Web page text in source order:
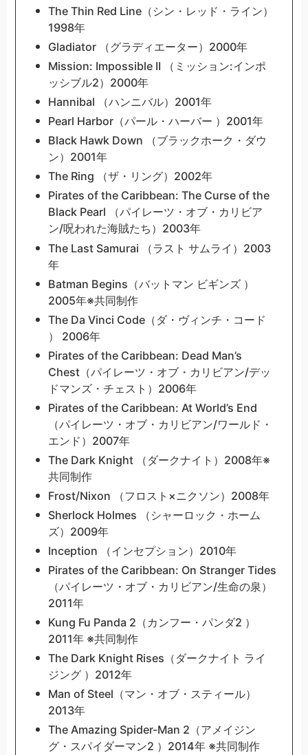
The Thin Red Line（シン・レッド・ライン）
1998年
Gladiator （グラディエーター）2000年
Mission: Impossible II （ミッション:インポ
ッシブル2）2000年
Hannibal （ハンニバル）2001年
Pearl Harbor（パール・ハーバー ）2001年
Black Hawk Down （ブラックホーク・ダウ
ン）2001年
The Ring （ザ・リング）2002年
Pirates of the Caribbean: The Curse of the
Black Pearl （パイレーツ・オブ・カリビア
ン/呪われた海賊たち）2003年
The Last Samurai （ラスト サムライ）2003
年
Batman Begins（バットマン ビギンズ ）
2005年※共同制作
The Da Vinci Code（ダ・ヴィンチ・コード
） 2006年
Pirates of the Caribbean: Dead Man’s
Chest（パイレーツ・オブ・カリビアン/デッ
ドマンズ・チェスト）2006年
Pirates of the Caribbean: At World’s End
（パイレーツ・オブ・カリビアン/ワールド・
エンド）2007年
The Dark Knight （ダークナイト）2008年※
共同制作
Frost/Nixon （フロスト×ニクソン）2008年
Sherlock Holmes （シャーロック・ホーム
ズ）2009年
Inception （インセプション）2010年
Pirates of the Caribbean: On Stranger Tides
（パイレーツ・オブ・カリビアン/生命の泉）
2011年
Kung Fu Panda 2（カンフー・パンダ2 ）
2011年 ※共同制作
The Dark Knight Rises（ダークナイト ライ
ジング ）2012年
Man of Steel（マン・オブ・スティール）
2013年
The Amazing Spider-Man 2（アメイジン
グ・スパイダーマン2 ）2014年 ※共同制作